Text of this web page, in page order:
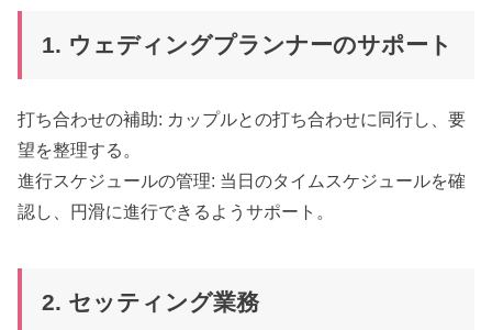
1. ウェディングプランナーのサポート
打ち合わせの補助: カップルとの打ち合わせに同行し、要
望を整理する。
進行スケジュールの管理: 当日のタイムスケジュールを確
認し、円滑に進行できるようサポート。
2. セッティング業務